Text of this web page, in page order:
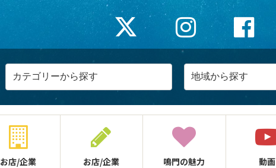
お店/企業
お店/企業
鳴門の魅力 動画